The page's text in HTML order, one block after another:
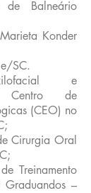
Balneário
Konder
SC.
e
Centro de
(CEO) no
Cirurgia Oral
Treinamento
–